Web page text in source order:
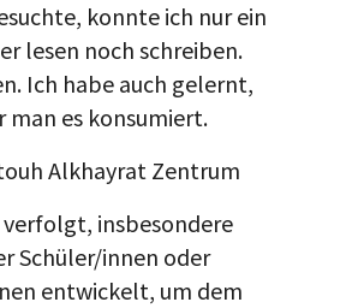
konnte ich nur ein
lesen noch schreiben.
Ich habe auch gelernt,
es konsumiert.
Alkhayrat Zentrum
verfolgt, insbesondere
Schüler/innen oder
entwickelt, um dem